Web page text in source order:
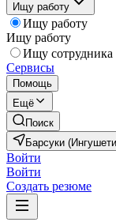
Ищу работу
Ищу работу
Ищу работу
Ищу сотрудника
Сервисы
Помощь
Ещё
Поиск
Барсуки
Войти
Войти
Создать резюме